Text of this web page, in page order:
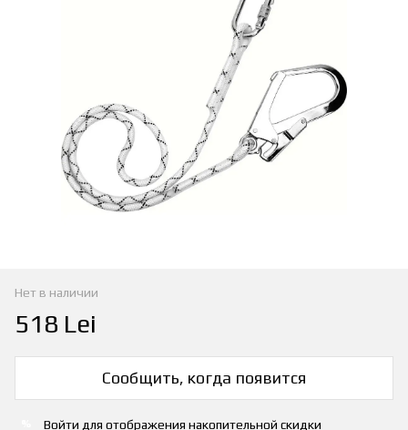
Нет в наличии
518 Lei
Сообщить, когда появится
Войти для отображения накопительной скидки